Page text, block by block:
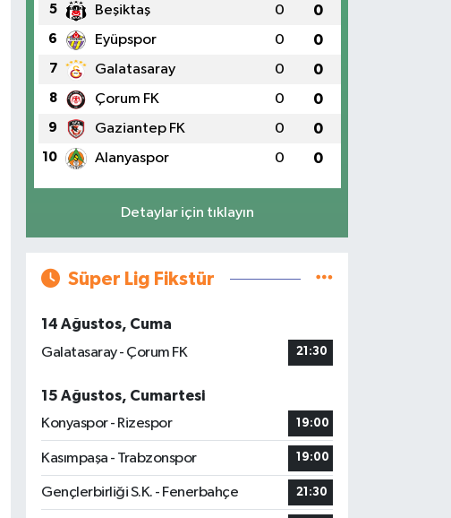
5 Beşiktaş 0 0
6 Eyüpspor 0 0
7 Galatasaray 0 0
8 Çorum FK 0 0
9 Gaziantep FK 0 0
10 Alanyaspor 0 0
Detaylar için tıklayın
Süper Lig Fikstür
14 Ağustos, Cuma
Galatasaray - Çorum FK
21:30
15 Ağustos, Cumartesi
Konyaspor - Rizespor
19:00
Kasımpaşa - Trabzonspor 19:00
Gençlerbirliği S.K. - Fenerbahçe 21:30